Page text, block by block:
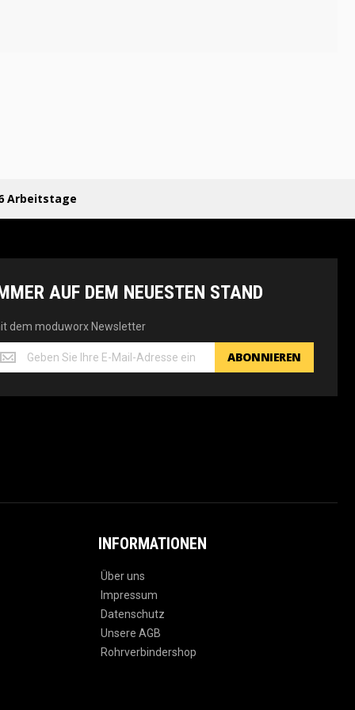
Arbeitstage
AUF DEM NEUESTEN STAND
dem moduworx Newsletter
ABONNIEREN
INFORMATIONEN
Über uns
Impressum
Datenschutz
Unsere AGB
Rohrverbindershop